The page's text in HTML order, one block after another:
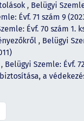
, Belügyi
Évf. 71 szám 9
Évf. 70 szám 1.
, Belügyi
, Belügyi Szemle: Évf.
a